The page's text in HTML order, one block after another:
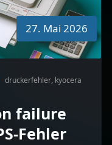
27. Mai 2026
druckerfehler, kyocera
failure
Fehler